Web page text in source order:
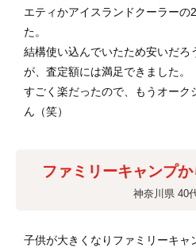
エティかアイスランドクーラーの
た。
結構使い込んでいたため安いだろ
が、査定額には満足できました。
すごく楽だったので、もうオーク
ん（笑）
ファミリーキャンプ
神奈川県 40
子供が大きくなりファミリーキャ